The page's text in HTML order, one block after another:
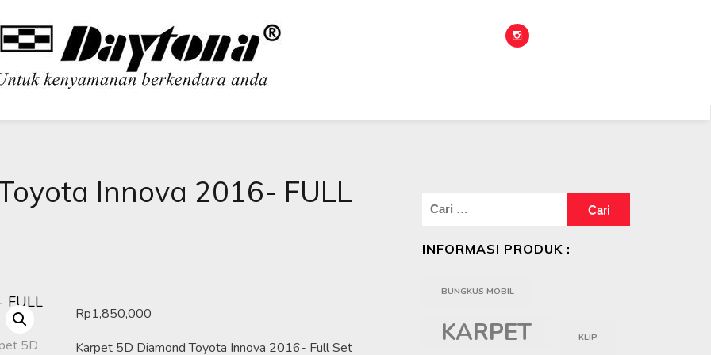
Innova 2016- FULL
Rp1,850,000
Karpet 5D Diamond Toyota Innova 2016- Full Set
Cari
INFORMASI PRODUK :
BUNGKUS MOBIL
KARPET KLIP